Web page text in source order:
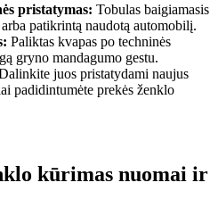
pristatymas: Tobulas baigiamasis
patikrintą naudotą automobilį.
Paliktas kvapas po techninės
gryno mandagumo gestu.
juos pristatydami naujus
padidintumėte prekės ženklo
kūrimas nuomai ir